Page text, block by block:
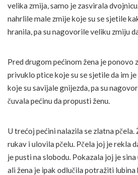
velika zmija, samo je zasvirala
nahrlile male zmije koje su se sjetile
hranila, pa su nagovorile veliku zmiju
Pred drugom pećinom žena je ponovo
privuklo ptice koje su se sjetile da im je
koje su savijale gnijezda, pa su
čuvala pećinu da propusti ženu.
U trećoj pećini nalazila se zlatna pčela.
rukav i ulovila pčelu. Pčela joj je rekla
je pusti na slobodu. Pokazala joj je
ali žena je ipak odlučila potražiti lubina